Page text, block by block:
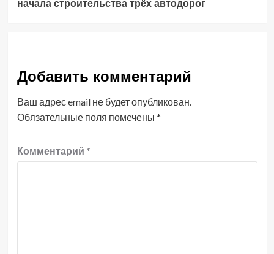
начала строительства трёх автодорог
Добавить комментарий
Ваш адрес email не будет опубликован.
Обязательные поля помечены *
Комментарий *